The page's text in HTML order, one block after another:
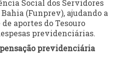
Social dos Servidores
(Funprev), ajudando a
aportes do Tesouro
previdenciárias.
previdenciária